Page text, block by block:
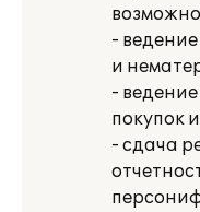
-
и
-
покупок
- сдача